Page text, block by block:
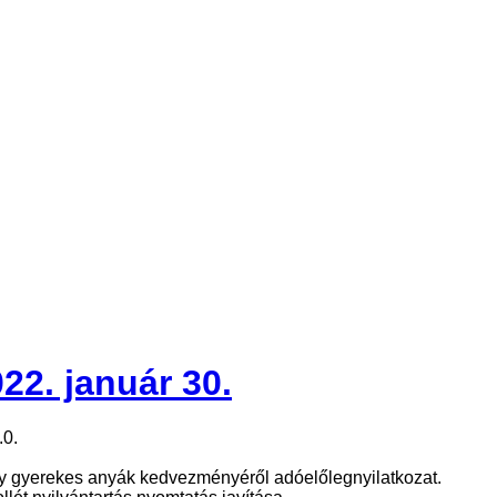
január 30.
gyerekes anyák kedvezményéről adóelőlegnyilatkozat.